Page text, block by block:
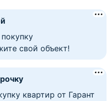
свой объект!
квартир от Гарант